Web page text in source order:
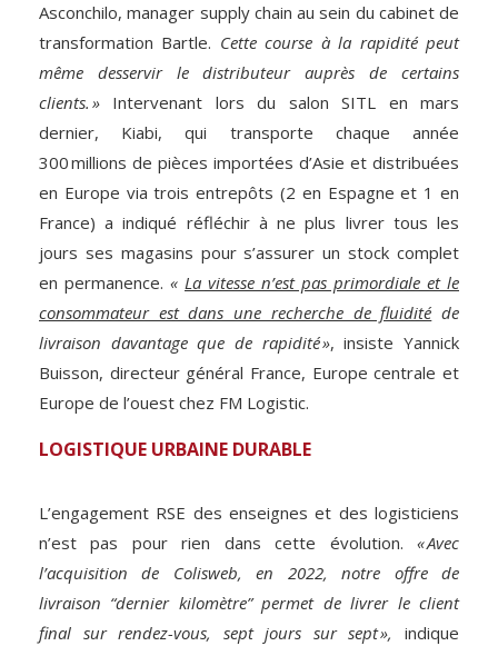
Asconchilo, manager supply chain au sein du cabinet de
transformation Bartle. Cette course à la rapidité peut
même desservir le distributeur auprès de certains
clients. » Intervenant lors du salon SITL en mars
dernier, Kiabi, qui transporte chaque année
300 millions de pièces importées d’Asie et distribuées
en Europe via trois entrepôts (2 en Espagne et 1 en
France) a indiqué réfléchir à ne plus livrer tous les
jours ses magasins pour s’assurer un stock complet
en permanence. « La vitesse n’est pas primordiale et le
consommateur est dans une recherche de fluidité de
livraison davantage que de rapidité », insiste Yannick
Buisson, directeur général France, Europe centrale et
Europe de l’ouest chez FM Logistic.
LOGISTIQUE URBAINE DURABLE
L’engagement RSE des enseignes et des logisticiens
n’est pas pour rien dans cette évolution. « Avec
l’acquisition de Colisweb, en 2022, notre offre de
livraison “dernier kilomètre” permet de livrer le client
final sur rendez-vous, sept jours sur sept »,
indique